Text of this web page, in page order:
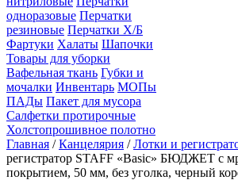
одноразовые Перчатки
резиновые Перчатки Х/Б
Фартуки Халаты Шапочки
Товары для уборки
Вафельная ткань Губки и
мочалки Инвентарь МОПы
ПАДы Пакет для мусора
Салфетки протирочные
Холстопрошивное полотно
Главная /Канцелярия /Лотки и
регистратор STAFF «Basic» БЮДЖЕТ с
покрытием, 50 мм, без уголка, черный